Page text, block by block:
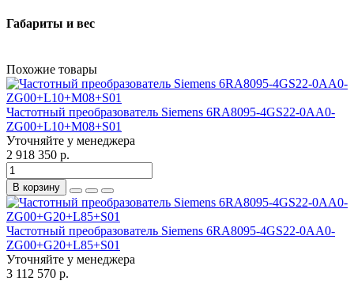
Габариты и вес
Похожие товары
Частотный преобразователь Siemens 6RA8095-4GS22-0AA0-
ZG00+L10+M08+S01
Уточняйте у менеджера
2 918 350 р.
В корзину
Частотный преобразователь Siemens 6RA8095-4GS22-0AA0-
ZG00+G20+L85+S01
Уточняйте у менеджера
3 112 570 р.